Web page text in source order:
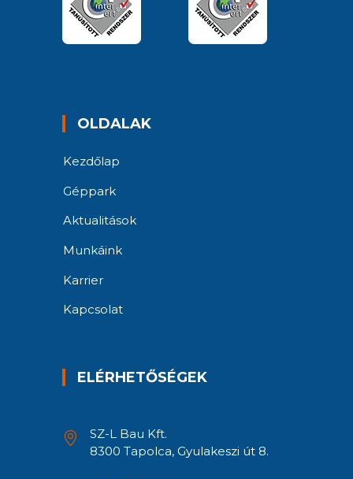
OLDALAK
Kezdőlap
Géppark
Aktualitások
Munkáink
Karrier
Kapcsolat
ELÉRHETŐSÉGEK
SZ-L Bau Kft.
8300 Tapolca, Gyulakeszi út 8.